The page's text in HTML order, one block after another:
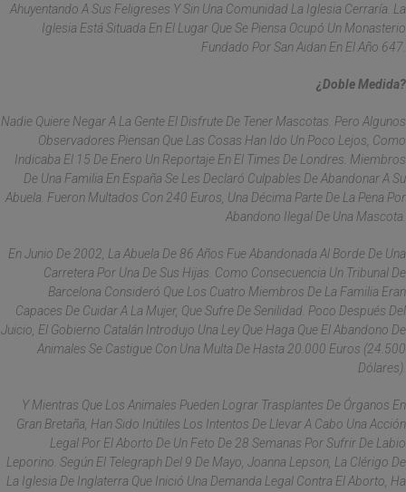
Ahuyentando A Sus Feligreses Y Sin Una Comunidad La Iglesia Cerraría. La
Iglesia Está Situada En El Lugar Que Se Piensa Ocupó Un Monasterio
Fundado Por San Aidan En El Año 647.
¿Doble Medida?
Nadie Quiere Negar A La Gente El Disfrute De Tener Mascotas. Pero Algunos
Observadores Piensan Que Las Cosas Han Ido Un Poco Lejos, Como
Indicaba El 15 De Enero Un Reportaje En El Times De Londres. Miembros
De Una Familia En España Se Les Declaró Culpables De Abandonar A Su
Abuela. Fueron Multados Con 240 Euros, Una Décima Parte De La Pena Por
Abandono Ilegal De Una Mascota.
En Junio De 2002, La Abuela De 86 Años Fue Abandonada Al Borde De Una
Carretera Por Una De Sus Hijas. Como Consecuencia Un Tribunal De
Barcelona Consideró Que Los Cuatro Miembros De La Familia Eran
Capaces De Cuidar A La Mujer, Que Sufre De Senilidad. Poco Después Del
Juicio, El Gobierno Catalán Introdujo Una Ley Que Haga Que El Abandono De
Animales Se Castigue Con Una Multa De Hasta 20.000 Euros (24.500
Dólares).
Y Mientras Que Los Animales Pueden Lograr Trasplantes De Órganos En
Gran Bretaña, Han Sido Inútiles Los Intentos De Llevar A Cabo Una Acción
Legal Por El Aborto De Un Feto De 28 Semanas Por Sufrir De Labio
Leporino. Según El Telegraph Del 9 De Mayo, Joanna Lepson, La Clérigo De
La Iglesia De Inglaterra Que Inició Una Demanda Legal Contra El Aborto, Ha